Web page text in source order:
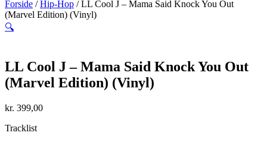
Forside /Hip-Hop / LL Cool J – Mama Said Knock You Out
(Marvel Edition) (Vinyl)
🔍
LL Cool J – Mama Said Knock You Out
(Marvel Edition) (Vinyl)
kr. 399,00
Tracklist